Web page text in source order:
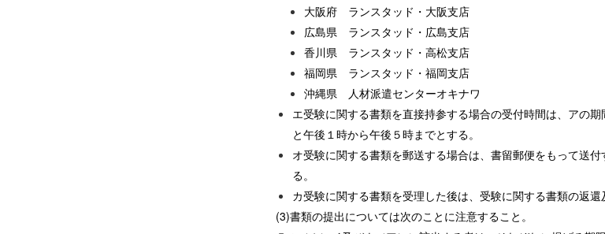
大阪府 ランスタッド・大阪支店
広島県 ランスタッド・広島支店
香川県 ランスタッド・高松支店
福岡県 ランスタッド・福岡支店
沖縄県 人材派遣センターオキナワ
エ受験に関する書類を直接持参する場合の受付時間は、アの
と午後１時から午後５時までとする。
オ受験に関する書類を郵送する場合は、書留郵便をもって送
る。
カ受験に関する書類を受理した後は、受験に関する書類の返還
(3)書類の提出については次のことに注意すること。